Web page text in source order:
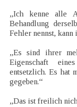
„Ich kenne alle
Behandlung
Fehler nennst,
„Es sind ihrer
Eigenschaft
entsetzlich. Es hat
gegeben.“
„Das ist freilich